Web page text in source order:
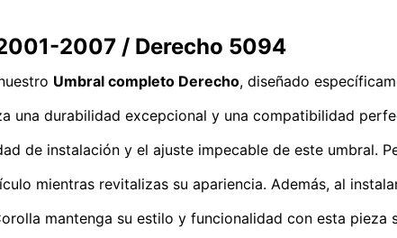
2007 / Derecho 5094
Umbral completo Derecho, diseñado
una durabilidad excepcional y una compatibilidad
de instalación y el ajuste impecable de este umbral.
mientras revitalizas su apariencia. Además, al
mantenga su estilo y funcionalidad con esta pieza